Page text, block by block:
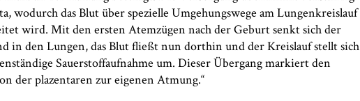
wodurch das Blut über spezielle Umgehungswege am Lungenkreislauf
wird. Mit den ersten Atemzügen nach der Geburt senkt sich der
in den Lungen, das Blut fließt nun dorthin und der Kreislauf stellt sich
Sauerstoffaufnahme um. Dieser Übergang markiert den
der plazentaren zur eigenen Atmung.“